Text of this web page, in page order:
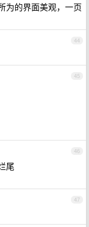
为的界面美观，一页
44
45
46
尾
47